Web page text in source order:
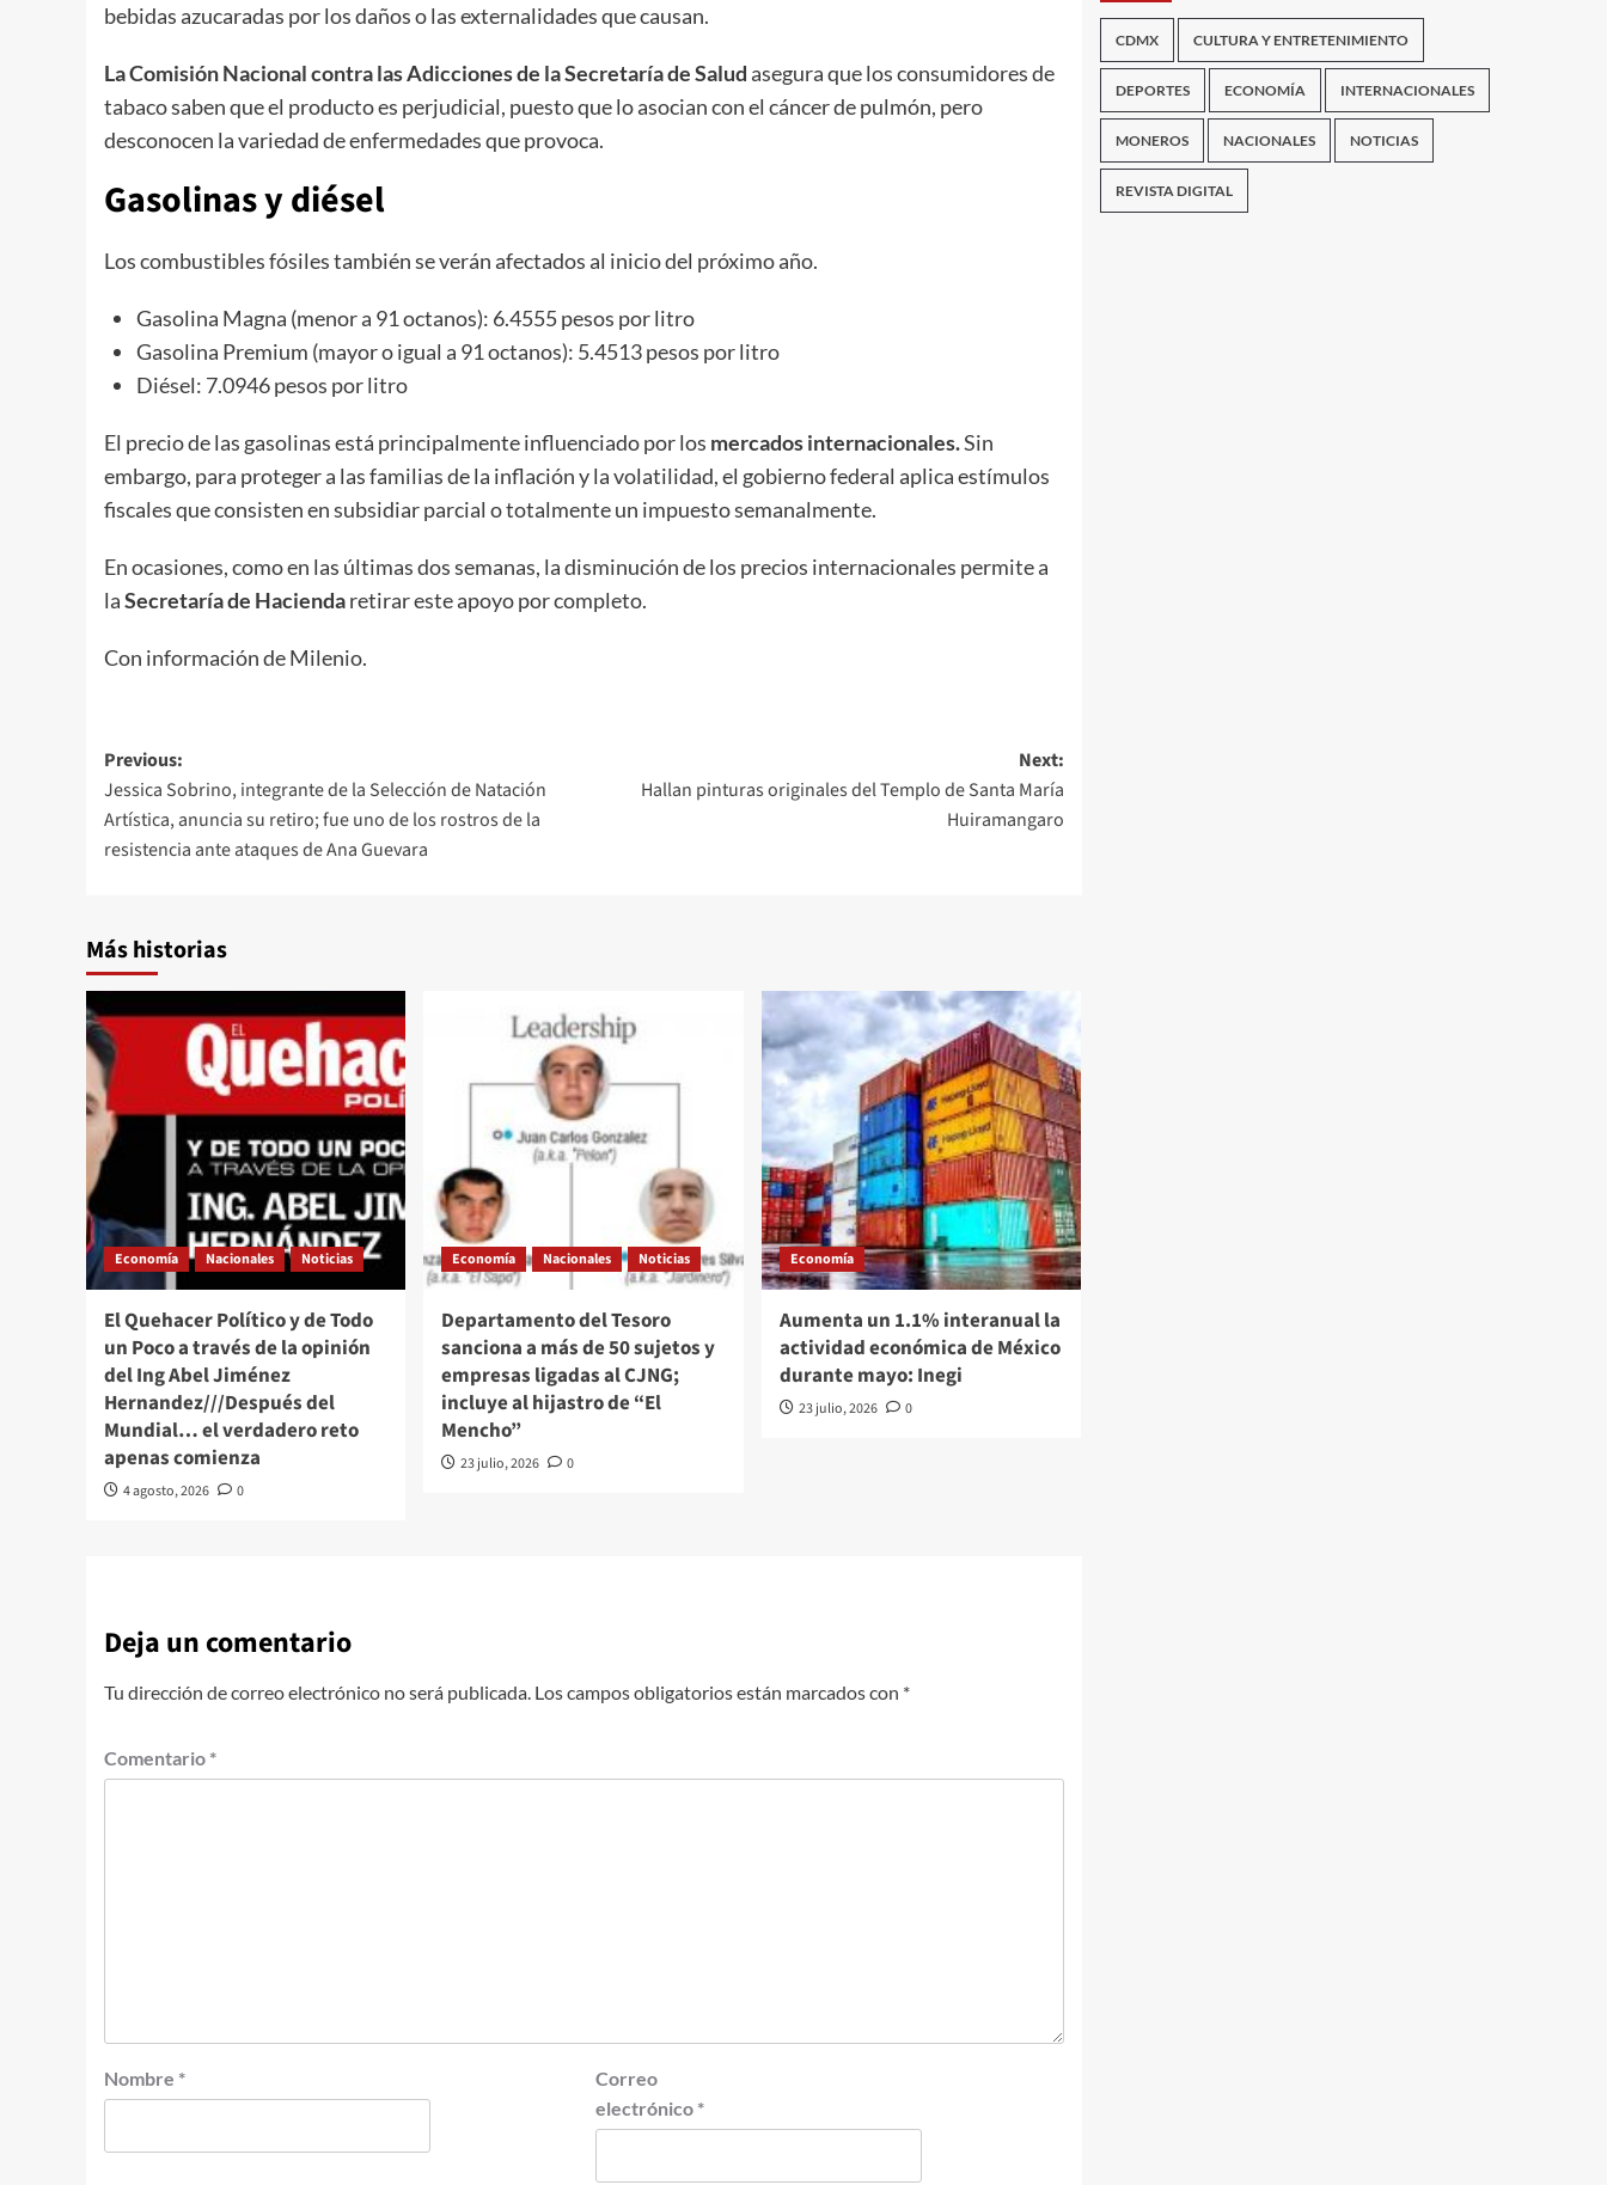
bebidas azucaradas por los daños o las externalidades que causan.
La Comisión Nacional contra las Adicciones de la Secretaría de Saludasegura que los consumidores de
tabaco saben que el producto es perjudicial, puesto que lo asocian con el cáncer de pulmón, pero
desconocen la variedad de enfermedades que provoca.
Gasolinas y diésel
Los combustibles fósiles también se verán afectados al inicio del próximo año.
Gasolina Magna (menor a 91 octanos): 6.4555 pesos por litro
Gasolina Premium (mayor o igual a 91 octanos): 5.4513 pesos por litro
Diésel: 7.0946 pesos por litro
El precio de las gasolinas está principalmente influenciado por los mercados internacionales.Sin
embargo, para proteger a las familias de la inflación y la volatilidad, el gobierno federal aplica estímulos
fiscales que consisten en subsidiar parcial o totalmente un impuesto semanalmente.
En ocasiones, como en las últimas dos semanas, la disminución de los precios internacionales permite a
laSecretaría de Haciendaretirar este apoyo por completo.
Con información de Milenio.
Post
navigation
Previous:
Jessica Sobrino, integrante de la Selección de Natación
Artística, anuncia su retiro; fue uno de los rostros de la
resistencia ante ataques de Ana Guevara
Next:
Hallan pinturas originales del Templo de Santa María
Huiramangaro
Más historias
Economía Nacionales Noticias
El Quehacer Político y de Todo
un Poco a través de la opinión
del Ing Abel Jiménez
Hernandez///Después del
Mundial… el verdadero reto
apenas comienza
4 agosto, 2026 0
Economía Nacionales Noticias
Departamento del Tesoro
sanciona a más de 50 sujetos y
empresas ligadas al CJNG;
incluye al hijastro de “El
Mencho”
23 julio, 2026 0
Economía
Aumenta un 1.1% interanual la
actividad económica de México
durante mayo: Inegi
23 julio, 2026 0
Deja un comentario
Tu dirección de correo electrónico no será publicada. Los campos obligatorios están marcados con *
Comentario *
Nombre *
Correo
electrónico *
CDMX CULTURA Y ENTRETENIMIENTO
DEPORTES ECONOMÍA INTERNACIONALES
MONEROS NACIONALES NOTICIAS
REVISTA DIGITAL